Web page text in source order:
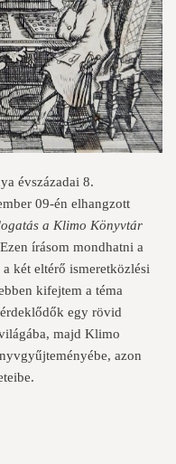
évszázadai 8.
09-én elhangzott
a Klimo Könyvtár
írásom mondhatni a
két eltérő ismeretközlési
kifejtem a téma
egy rövid
majd Klimo
azon